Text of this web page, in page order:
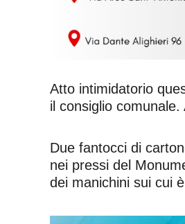
Atto intimidatorio
il consiglio
Due fantocci di
nei pressi del
dei manichini sui cui